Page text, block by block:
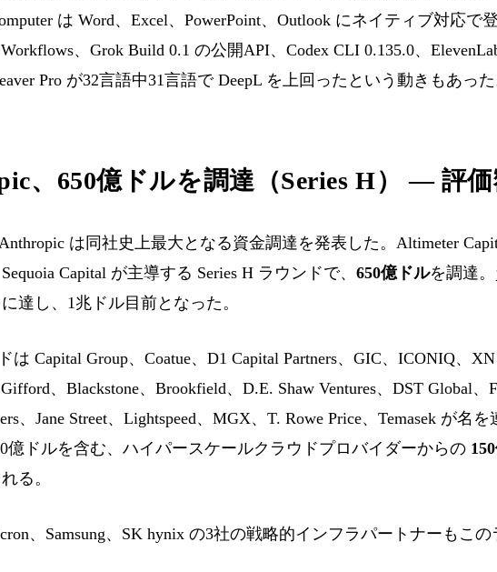
は Word、Excel、PowerPoint、Outlook にネイティブ対応で
、Grok Build 0.1 の公開API、Codex CLI 0.135.0、
Pro が32言語中31言語で DeepL を上回ったという動きもあった
、650億ドルを調達（Series H） — 評
は同社史上最大となる資金調達を発表した。Altimeter
Capital が主導する Series H ラウンドで、 650億ドルを調達
達し、1兆ドル目前となった。
は Capital Group、Coatue、D1 Capital Partners、GIC、ICONIQ、
、Blackstone、Brookfield、D.E. Shaw Ventures、DST Global、
、Jane Street、Lightspeed、MGX、T. Rowe Price、Temasek が名
億ドルを含む、ハイパースケールクラウドプロバイダーからの
る。
、Samsung、SK hynix の3社の戦略的インフラパートナーもこの